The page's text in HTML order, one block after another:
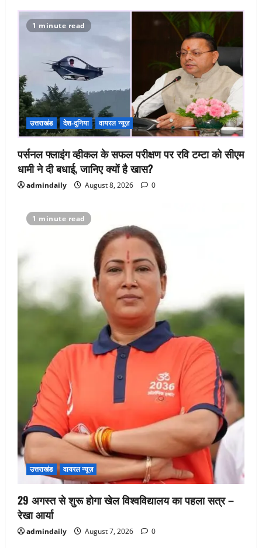
1 minute read
उत्तराखंड देश-दुनिया वायरल न्यूज़
पर्सनल फ्लाइंग व्हीकल के सफल परीक्षण पर रवि टम्टा को सीएम
धामी ने दी बधाई, जानिए क्यों है खास?
admindaily August 8, 2026 0
1 minute read
उत्तराखंड वायरल न्यूज़
29 अगस्त से शुरू होगा खेल विश्वविद्यालय का पहला सत्र –
रेखा आर्या
admindaily August 7, 2026 0